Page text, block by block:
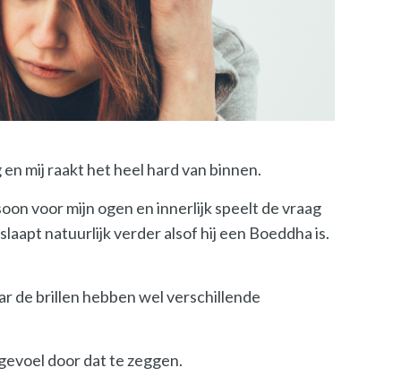
mij raakt het heel hard van binnen.
voor mijn ogen en innerlijk speelt de vraag
natuurlijk verder alsof hij een Boeddha is.
de brillen hebben wel verschillende
door dat te zeggen.